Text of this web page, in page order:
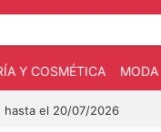
Y COSMÉTICA MODA
hasta el 20/07/2026